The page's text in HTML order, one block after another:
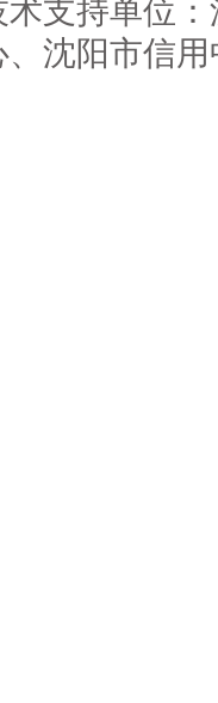
术支持单位
、沈阳市信用